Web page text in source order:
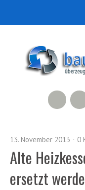
RSS
13. November 2013 0
Alte
ersetzt